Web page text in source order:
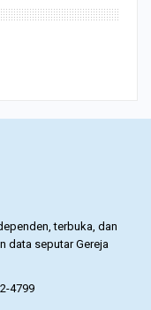
terbuka, dan
data seputar Gereja
4799